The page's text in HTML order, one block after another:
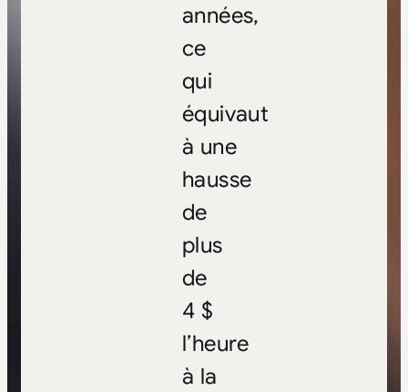
années,
ce
qui
équivaut
à une
hausse
de
plus
de
4 $
l’heure
à la